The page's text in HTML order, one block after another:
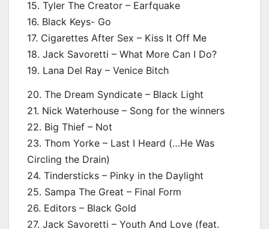
15. Tyler The Creator – Earfquake
16. Black Keys- Go
17. Cigarettes After Sex – Kiss It Off Me
18. Jack Savoretti – What More Can I Do?
19. Lana Del Ray – Venice Bitch
20. The Dream Syndicate – Black Light
21. Nick Waterhouse – Song for the winners
22. Big Thief – Not
23. Thom Yorke – Last I Heard (…He Was
Circling the Drain)
24. Tindersticks – Pinky in the Daylight
25. Sampa The Great – Final Form
26. Editors – Black Gold
27. Jack Savoretti – Youth And Love (feat.